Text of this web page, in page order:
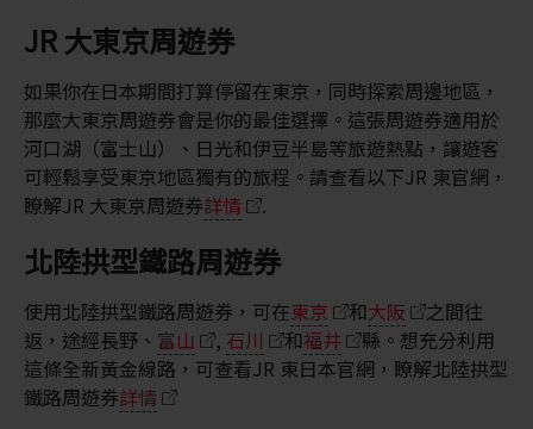
JR 大東京周遊券
如果你在日本期間打算停留在東京，同時探索周邊地區，
那麼大東京周遊券會是你的最佳選擇。這張周遊券適用於
河口湖（富士山）、日光和伊豆半島等旅遊熱點，讓遊客
可輕鬆享受東京地區獨有的旅程。請查看以下JR 東官網，
瞭解JR 大東京周遊券詳情 .
北陸拱型鐵路周遊券
使用北陸拱型鐵路周遊券，可在東京 和大阪
之間往
返，途經長野、 富山 , 石川 和福井
縣。想充分利用
這條全新黃金線路，可查看JR 東日本官網，瞭解北陸拱型
鐵路周遊券詳情